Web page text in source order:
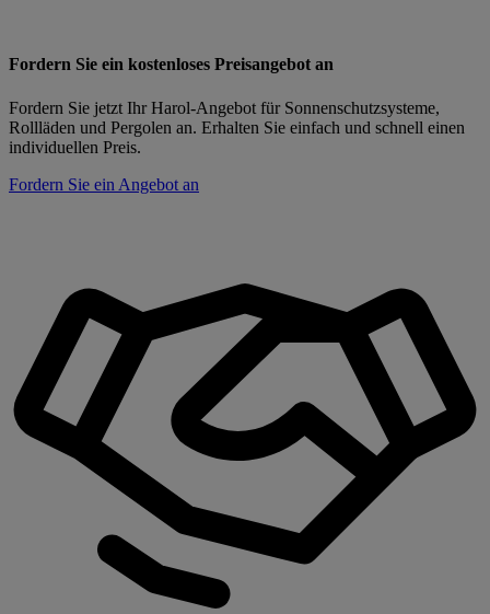
Fordern Sie ein kostenloses Preisangebot an
Fordern Sie jetzt Ihr Harol-Angebot für Sonnenschutzsysteme,
Rollläden und Pergolen an. Erhalten Sie einfach und schnell einen
individuellen Preis.
Fordern Sie ein Angebot an